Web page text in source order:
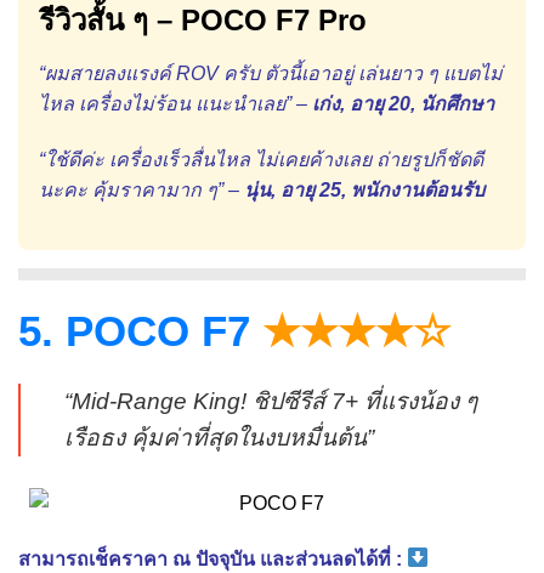
รีวิวสั้น ๆ – POCO F7 Pro
“ผมสายลงแรงค์ ROV ครับ ตัวนี้เอาอยู่ เล่นยาว ๆ แบตไม่
ไหล เครื่องไม่ร้อน แนะนำเลย” – เก่ง, อายุ 20, นักศึกษา
“ใช้ดีค่ะ เครื่องเร็วลื่นไหล ไม่เคยค้างเลย ถ่ายรูปก็ชัดดี
นะคะ คุ้มราคามาก ๆ” – นุ่น, อายุ 25, พนักงานต้อนรับ
5. POCO F7 ★★★★☆
“Mid-Range King! ชิปซีรีส์ 7+ ที่แรงน้อง ๆ
เรือธง คุ้มค่าที่สุดในงบหมื่นต้น”
สามารถเช็คราคา ณ ปัจจุบัน และส่วนลดได้ที่ :